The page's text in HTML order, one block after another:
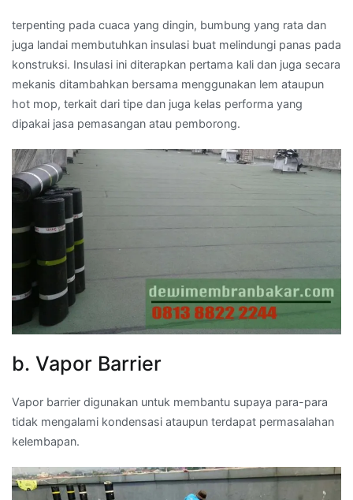
terpenting pada cuaca yang dingin, bumbung yang rata dan
juga landai membutuhkan insulasi buat melindungi panas pada
konstruksi. Insulasi ini diterapkan pertama kali dan juga secara
mekanis ditambahkan bersama menggunakan lem ataupun
hot mop, terkait dari tipe dan juga kelas performa yang
dipakai jasa pemasangan atau pemborong.
b. Vapor Barrier
Vapor barrier digunakan untuk membantu supaya para-para
tidak mengalami kondensasi ataupun terdapat permasalahan
kelembapan.